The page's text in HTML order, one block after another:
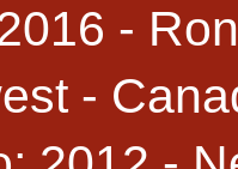
-
-